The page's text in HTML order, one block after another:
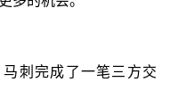
刺完成了一笔三方交